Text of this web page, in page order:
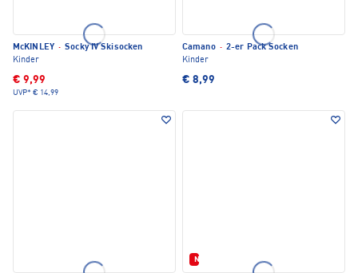
McKINLEY · Socky IV Skisocken
Kinder
€ 9,99
UVP* € 14,99
Camano · 2-er Pack Socken
Kinder
€ 8,99
Neu